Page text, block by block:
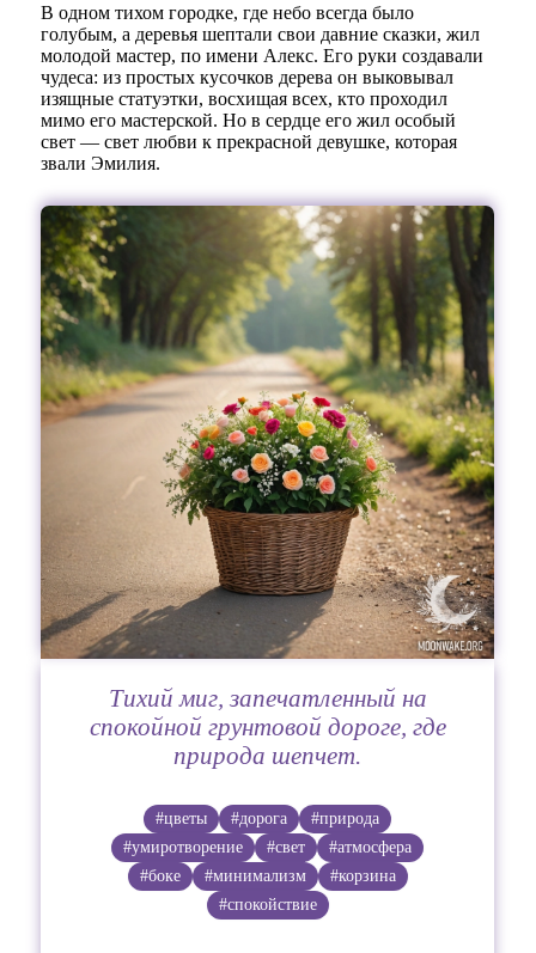
В одном тихом городке, где небо всегда было
голубым, а деревья шептали свои давние сказки, жил
молодой мастер, по имени Алекс. Его руки создавали
чудеса: из простых кусочков дерева он выковывал
изящные статуэтки, восхищая всех, кто проходил
мимо его мастерской. Но в сердце его жил особый
свет — свет любви к прекрасной девушке, которая
звали Эмилия.
Тихий миг, запечатленный на
спокойной грунтовой дороге, где
природа шепчет.
#цветы #дорога
#природа
#умиротворение
#свет
#атмосфера
#боке
#минимализм
#корзина
#спокойствие